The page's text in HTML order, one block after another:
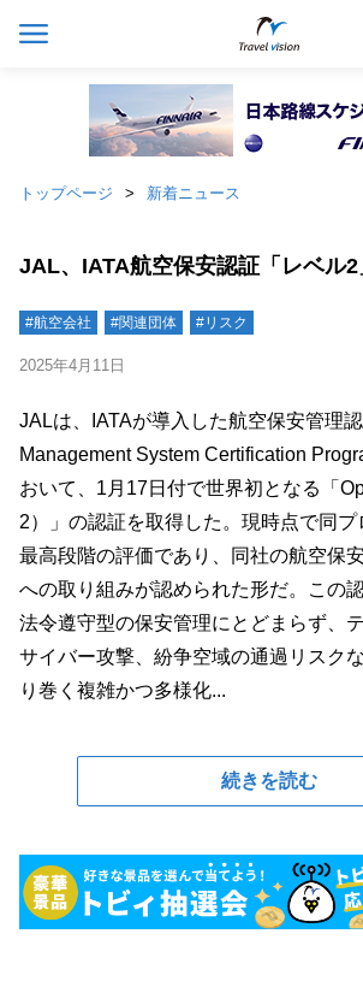
トップページ 新着ニュース
JAL、IATA航空保安認証「レベル
#航空会社 #関連団体 #リスク
2025年4月11日
JALは、IATAが導入した航空保安管理
Management System Certification
おいて、1月17日付で世界初となる「
2）」の認証を取得した。現時点で同プ
最高段階の評価であり、同社の航空保
への取り組みが認められた形だ。この
法令遵守型の保安管理にとどまらず、
サイバー攻撃、紛争空域の通過リスク
り巻く複雑かつ多様化...
続きを読む